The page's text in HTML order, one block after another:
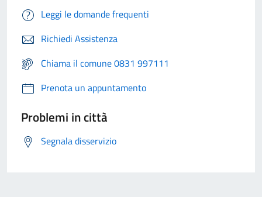
Leggi le domande frequenti
Richiedi Assistenza
Chiama il comune 0831 997111
Prenota un appuntamento
Problemi in città
Segnala disservizio